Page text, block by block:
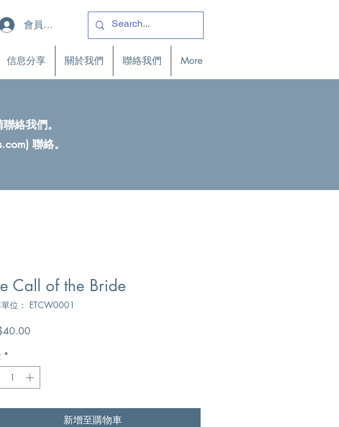
會員登入
信息分享 關於我們 聯絡我們 More
絡我們。
) 聯絡。
Call of the Bride
位： ETCW0001
價
*
新增至購物車